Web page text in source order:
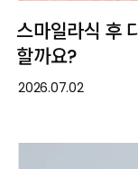
스마일라식 후
할까요?
2026.07.02